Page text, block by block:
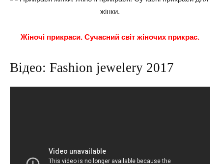
Жіночі прикраси. Сучасний світ жіночих прикрас.
Відео: Fashion jewelery 2017